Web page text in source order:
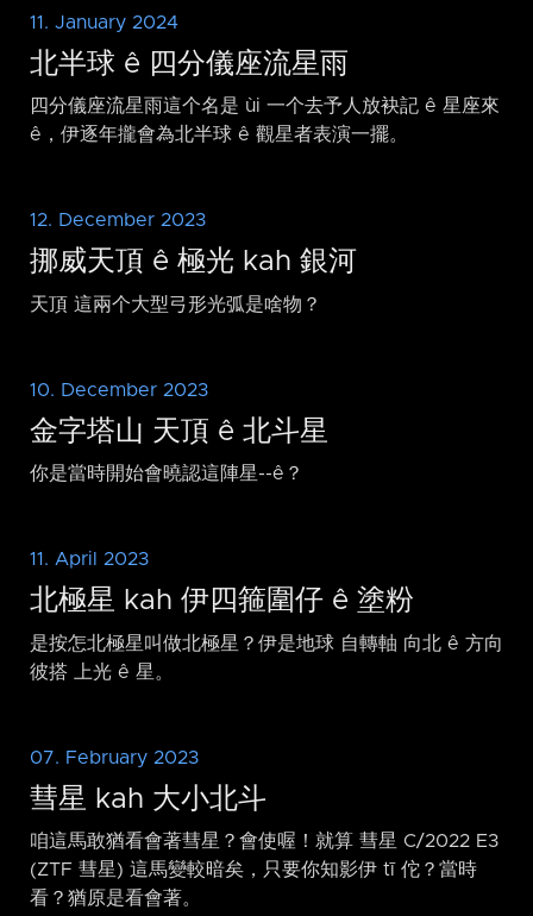
11. January 2024
北半球 ê 四分儀座流星雨
四分儀座流星雨這个名是 ùi 一个去予人放袂記 ê 星座來
ê，伊逐年攏會為北半球 ê 觀星者表演一擺。
12. December 2023
挪威天頂 ê 極光 kah 銀河
天頂 這兩个大型弓形光弧是啥物？
10. December 2023
金字塔山 天頂 ê 北斗星
你是當時開始會曉認這陣星-⁠-ê？
11. April 2023
北極星 kah 伊四箍圍仔 ê 塗粉
是按怎北極星叫做北極星？伊是地球 自轉軸 向北 ê 方向
彼搭 上光 ê 星。
07. February 2023
彗星 kah 大小北斗
咱這馬敢猶看會著彗星？會使喔！就算 彗星 C/2022 E3
(ZTF 彗星) 這馬變較暗矣，只要你知影伊 tī 佗？當時
看？猶原是看會著。